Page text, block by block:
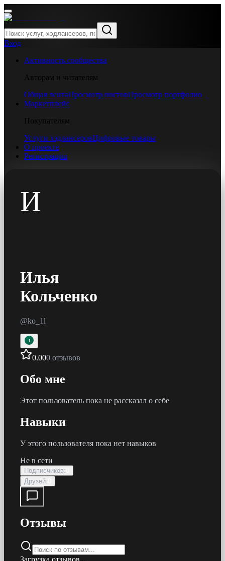
Вход
Активность сообщества
Авторам и читателям
Общая лентаПросмотр постовПросмотр портфолио
Маркетплейс
Покупателям
Услуги хэдлансеровЦифровые товары
О проекте
Регистрация
И
Илья
Кольченко
@ko_1l
1
0.000 отзывов
Обо мне
Этот пользователь пока не рассказал о себе
Навыки
У этого пользователя пока нет навыков
Не в сети
Подписчиков:
Друзей:
Отзывы